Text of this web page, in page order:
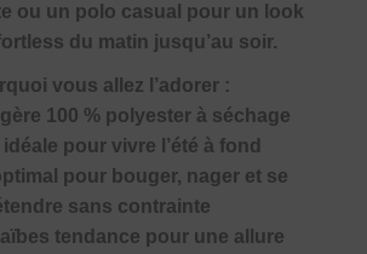
ou un polo casual pour un look
du matin jusqu’au soir.
vous allez l’adorer :
100 % polyester à séchage
pour vivre l’été à fond
pour bouger, nager et se
sans contrainte
tendance pour une allure